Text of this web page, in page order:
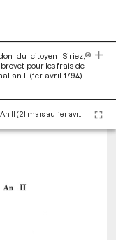
du citoyen Siriez,
pour les frais de
an II (1er avril 1794)